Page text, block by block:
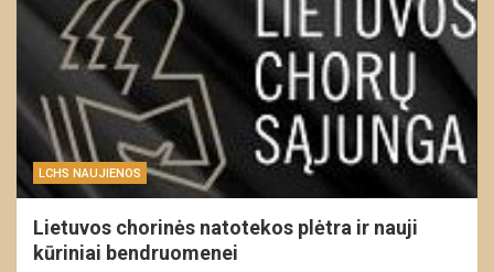
LCHS NAUJIENOS
Lietuvos chorinės natotekos plėtra ir nauji
kūriniai bendruomenei